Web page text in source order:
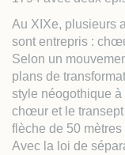
Au XIXe, plusieurs
sont entrepris :
Selon un
plans de
style néogothique
chœur et le transept
flèche de 50
Avec la loi de